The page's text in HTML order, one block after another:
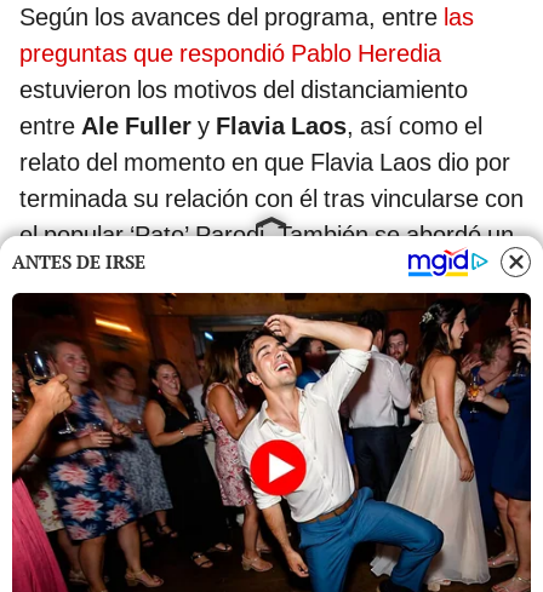
Según los avances del programa, entre las
preguntas que respondió Pablo Heredia
estuvieron los motivos del distanciamiento
entre Ale Fuller y Flavia Laos, así como el
relato del momento en que Flavia Laos dio por
terminada su relación con él tras vincularse con
el popular ‘Pato’ Parodi. También se abordó un
posible enfrentamiento con Paolo Guerrero
debido a escenas íntimas con Alondra García
Miró en una telenovela.
ANTES DE IRSE